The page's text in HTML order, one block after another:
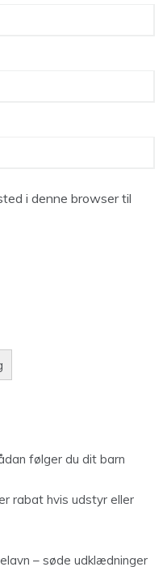
i denne browser til
følger du dit barn
rabat hvis udstyr eller
– søde udklædninger